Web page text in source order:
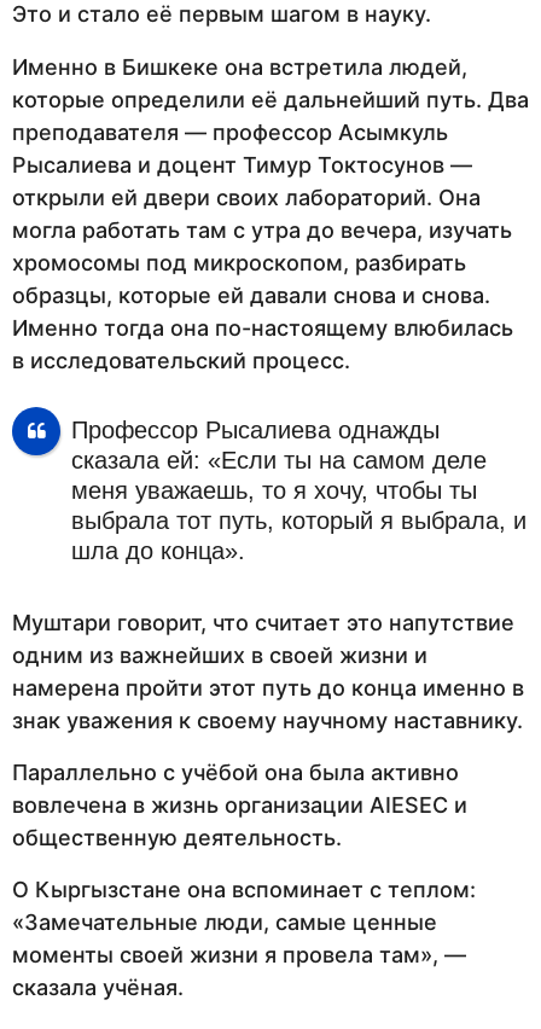
Это и стало её первым шагом в науку.
Именно в Бишкеке она встретила людей,
которые определили её дальнейший путь. Два
преподавателя — профессор Асымкуль
Рысалиева и доцент Тимур Токтосунов —
открыли ей двери своих лабораторий. Она
могла работать там с утра до вечера, изучать
хромосомы под микроскопом, разбирать
образцы, которые ей давали снова и снова.
Именно тогда она по-настоящему влюбилась
в исследовательский процесс.
Профессор Рысалиева однажды
сказала ей: «Если ты на самом деле
меня уважаешь, то я хочу, чтобы ты
выбрала тот путь, который я выбрала, и
шла до конца».
Муштари говорит, что считает это напутствие
одним из важнейших в своей жизни и
намерена пройти этот путь до конца именно в
знак уважения к своему научному наставнику.
Параллельно с учёбой она была активно
вовлечена в жизнь организации AIESEC и
общественную деятельность.
О Кыргызстане она вспоминает с теплом:
«Замечательные люди, самые ценные
моменты своей жизни я провела там», —
сказала учёная.